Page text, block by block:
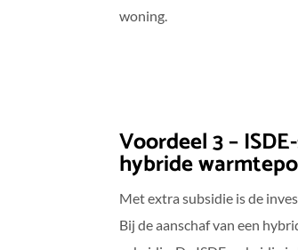
woning.
Voordeel 3 –
hybride
Met extra subsidie is de
Bij de aanschaf van een